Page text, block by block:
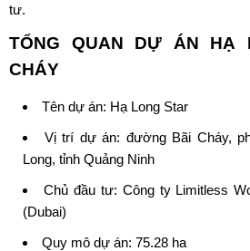
tư.
TỔNG QUAN DỰ ÁN HẠ
CHÁY
Tên dự án: Hạ Long Star
Vị trí dự án: đường Bãi Cháy,
Long, tỉnh Quảng Ninh
Chủ đầu tư: Công ty Limitless
(Dubai)
Quy mô dự án: 75.28 ha